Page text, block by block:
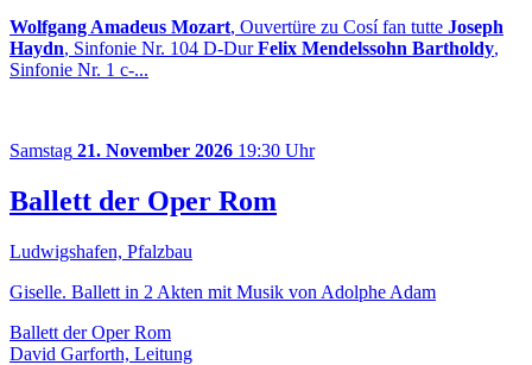
Wolfgang Amadeus Mozart, Ouvertüre zu Cosí fan tutte Joseph
Haydn, Sinfonie Nr. 104 D-DurFelix Mendelssohn Bartholdy,
Sinfonie Nr. 1 c-...
Samstag 21. November 2026 19:30 Uhr
Ballett der Oper Rom
Ludwigshafen, Pfalzbau
Giselle. Ballett in 2 Akten mit Musik von Adolphe Adam
Ballett der Oper Rom
David Garforth, Leitung